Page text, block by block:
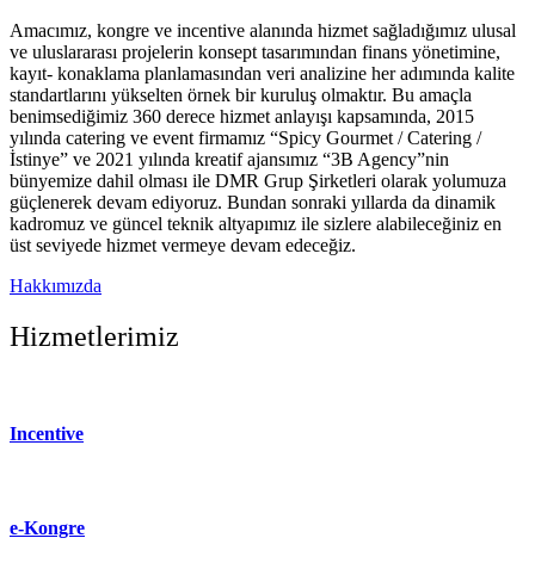
Amacımız, kongre ve incentive alanında hizmet sağladığımız ulusal
ve uluslararası projelerin konsept tasarımından finans yönetimine,
kayıt- konaklama planlamasından veri analizine her adımında kalite
standartlarını yükselten örnek bir kuruluş olmaktır. Bu amaçla
benimsediğimiz 360 derece hizmet anlayışı kapsamında, 2015
yılında catering ve event firmamız “Spicy Gourmet / Catering /
İstinye” ve 2021 yılında kreatif ajansımız “3B Agency”nin
bünyemize dahil olması ile DMR Grup Şirketleri olarak yolumuza
güçlenerek devam ediyoruz. Bundan sonraki yıllarda da dinamik
kadromuz ve güncel teknik altyapımız ile sizlere alabileceğiniz en
üst seviyede hizmet vermeye devam edeceğiz.
Hakkımızda
Hizmetlerimiz
Incentive
e-Kongre